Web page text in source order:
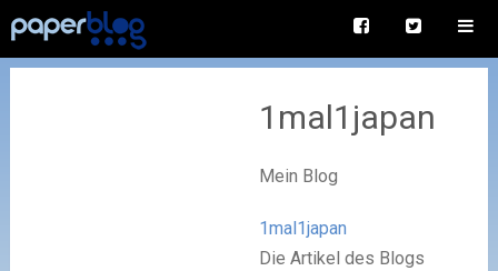
1mal1japan
Mein Blog
1mal1japan
Die Artikel des Blogs